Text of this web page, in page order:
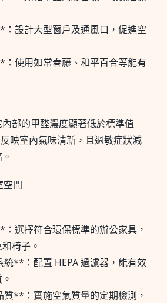
設計大型窗戶及通風口，促進空
使用如常春藤、和平百合等能有
部的甲醛濃度顯著低於標準值
映室內氣味清新，且過敏症狀減
空間
選擇符合環保標準的辦公家具，
椅子。
**：配置 HEPA 過濾器，能有效
**：實施空氣質量的定期檢測，